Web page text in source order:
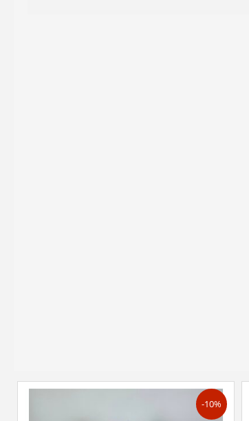
-10%